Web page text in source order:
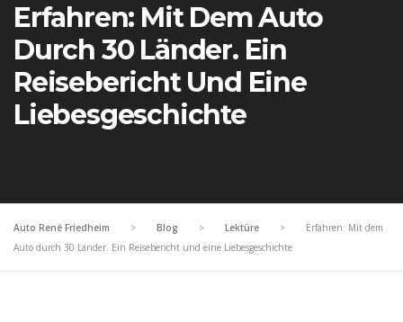
Erfahren: Mit Dem Auto
Durch 30 Länder. Ein
Reisebericht Und Eine
Liebesgeschichte
Auto René Friedheim > Blog > Lektüre >
Erfahren: Mit dem
Auto durch 30 Länder. Ein Reisebericht und eine Liebesgeschichte